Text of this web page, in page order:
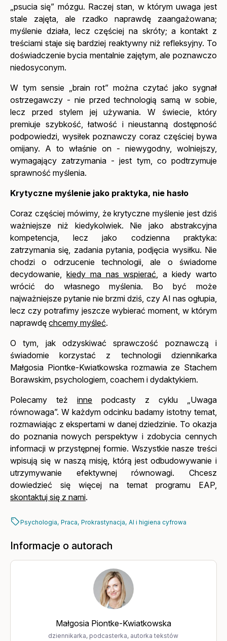
„psucia się” mózgu. Raczej stan, w którym uwaga jest
stale zajęta, ale rzadko naprawdę zaangażowana;
myślenie działa, lecz częściej na skróty; a kontakt z
treściami staje się bardziej reaktywny niż refleksyjny. To
doświadczenie bycia mentalnie zajętym, ale poznawczo
niedosyconym.
W tym sensie „brain rot” można czytać jako sygnał
ostrzegawczy - nie przed technologią samą w sobie,
lecz przed stylem jej używania. W świecie, który
premiuje szybkość, łatwość i nieustanną dostępność
podpowiedzi, wysiłek poznawczy coraz częściej bywa
omijany. A to właśnie on - niewygodny, wolniejszy,
wymagający zatrzymania - jest tym, co podtrzymuje
sprawność myślenia.
Krytyczne myślenie jako praktyka, nie hasło
Coraz częściej mówimy, że krytyczne myślenie jest dziś
ważniejsze niż kiedykolwiek. Nie jako abstrakcyjna
kompetencja, lecz jako codzienna praktyka:
zatrzymania się, zadania pytania, podjęcia wysiłku. Nie
chodzi o odrzucenie technologii, ale o świadome
decydowanie, kiedy ma nas wspierać , a kiedy warto
wrócić do własnego myślenia. Bo być może
najważniejsze pytanie nie brzmi dziś, czy AI nas ogłupia,
lecz czy potrafimy jeszcze wybierać moment, w którym
naprawdęchcemy myśleć.
O tym, jak odzyskiwać sprawczość poznawczą i
świadomie korzystać z technologii dziennikarka
Małgosia Piontke-Kwiatkowska rozmawia ze Stachem
Borawskim, psychologiem, coachem i dydaktykiem.
Polecamy teżinne podcasty z cyklu „Uwaga
równowaga”. W każdym odcinku badamy istotny temat,
rozmawiając z ekspertami w danej dziedzinie. To okazja
do poznania nowych perspektyw i zdobycia cennych
informacji w przystępnej formie. Wszystkie nasze treści
wpisują się w naszą misję, którą jest odbudowywanie i
utrzymywanie efektywnej równowagi. Chcesz
dowiedzieć się więcej na temat programu EAP,
skontaktuj się z nami.
Psychologia, Praca, Prokrastynacja, AI i higiena cyfrowa
Informacje o autorach
Małgosia Piontke-Kwiatkowska
dziennikarka, podcasterka, autorka tekstów